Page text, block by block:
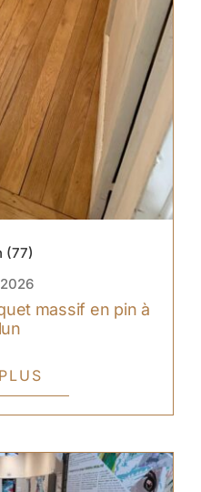
(77)
massif en pin à